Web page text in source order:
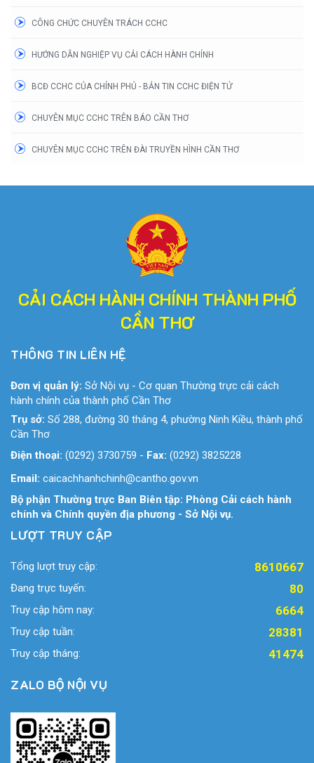
CÔNG CHỨC CHUYÊN TRÁCH CCHC
HƯỚNG DẪN NGHIỆP VỤ CẢI CÁCH HÀNH CHÍNH
BCĐ CCHC CỦA CHÍNH PHỦ - BẢN TIN CCHC ĐIỆN TỬ
CHUYÊN MỤC CCHC TRÊN BÁO CẦN THƠ
CHUYÊN MỤC CCHC TRÊN ĐÀI TRUYỀN HÌNH CẦN THƠ
CẢI CÁCH HÀNH CHÍNH THÀNH PHỐ
CẦN THƠ
THÔNG TIN LIÊN HỆ
Đơn vị quản lý: Sở Nội vụ - Cơ quan Thường trực cải cách
hành chính của thành phố Cần Thơ
Trụ sở: Số 288, đường 30 tháng 4, phường Ninh Kiều, thành phố
Cần Thơ
Điện thoại: (0292) 3730759 - Fax: (0292) 3825228
Email: caicachhanhchinh@cantho.gov.vn
Bộ phận Thường trực Ban Biên tập: Phòng Cải cách hành
chính và Chính quyền địa phương - Sở Nội vụ.
LƯỢT TRUY CẬP
Tổng lượt truy cập: 8610667
Đang trực tuyến: 80
Truy cập hôm nay: 6664
Truy cập tuần: 28381
Truy cập tháng: 41474
ZALO BỘ NỘI VỤ